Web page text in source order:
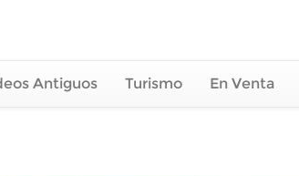
Antiguos Turismo En Venta